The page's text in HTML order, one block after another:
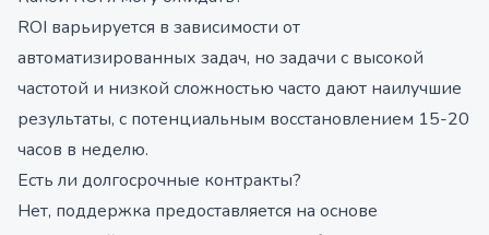
ROI варьируется в зависимости от
автоматизированных задач, но задачи с высокой
частотой и низкой сложностью часто дают наилучшие
результаты, с потенциальным восстановлением 15-20
часов в неделю.
Есть ли долгосрочные контракты?
Нет, поддержка предоставляется на основе